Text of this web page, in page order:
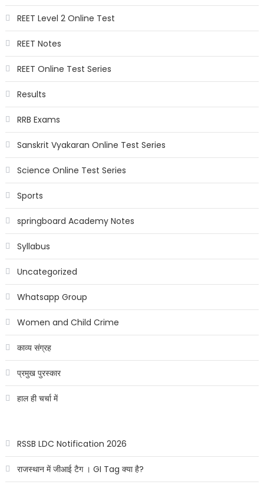
REET Level 2 Online Test
REET Notes
REET Online Test Series
Results
RRB Exams
Sanskrit Vyakaran Online Test Series
Science Online Test Series
Sports
springboard Academy Notes
Syllabus
Uncategorized
Whatsapp Group
Women and Child Crime
काव्य संग्रह
प्रमुख पुरस्कार
हाल ही चर्चा में
RSSB LDC Notification 2026
राजस्थान में जीआई टैग । GI Tag क्या है?